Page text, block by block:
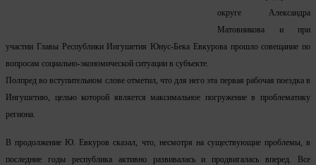
округе Александра
Матовникова и при
участии Главы Республики Ингушетия Юнус-Бека Евкурова прошло совещание по
вопросам социально-экономической ситуации в субъекте.
Полпред во вступительном слове отметил, что для него эта первая рабочая поездка в
Ингушетию, целью которой является максимальное погружение в проблематику
региона.
В продолжение Ю. Евкуров сказал, что, несмотря на существующие проблемы, в
последние годы республика активно развивалась и продвигалась вперед. Все